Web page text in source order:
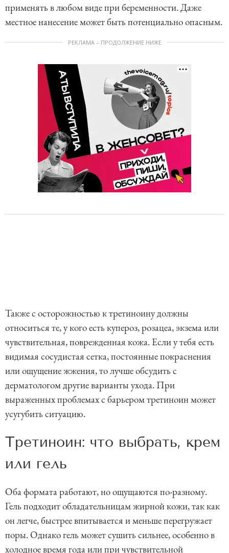
применять в любом виде при беременности. Даже
местное нанесение может быть потенциально опасным.
РЕКЛАМА – ПРОДОЛЖЕНИЕ НИЖЕ
Также с осторожностью к третиноину должны
относиться те, у кого есть купероз, розацеа, экзема или
чувствительная, поврежденная кожа. Если у тебя есть
видимая сосудистая сетка, постоянные покраснения
или ощущение жжения, то лучше обсудить с
дерматологом другие варианты ухода. При
выраженных проблемах с барьером третиноин может
усугубить ситуацию.
Третиноин: что выбрать, крем
или гель
Оба формата работают, но ощущаются по-разному.
Гель подходит обладательницам жирной кожи, так как
он легче, быстрее впитывается и меньше перегружает
поры. Однако гель может сушить сильнее, особенно в
холодное время года или при чувствительной